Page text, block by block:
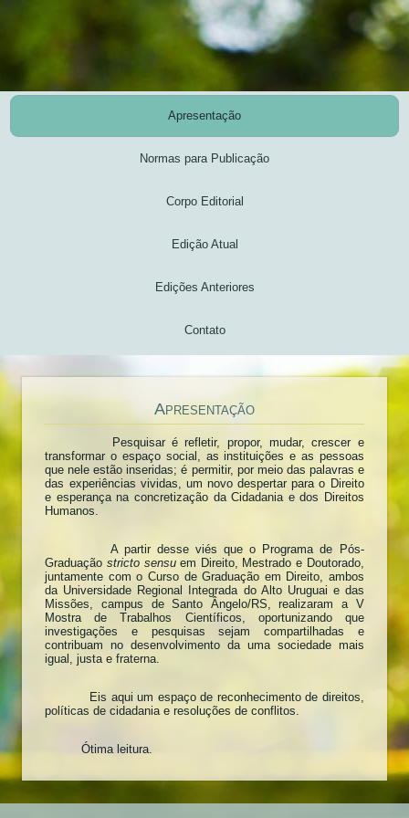
Apresentação
Normas para Publicação
Corpo Editorial
Edição Atual
Edições Anteriores
Contato
Apresentação
Pesquisar é refletir, propor, mudar, crescer e
transformar o espaço social, as instituições e as pessoas
que nele estão inseridas; é permitir, por meio das palavras e
das experiências vividas, um novo despertar para o Direito
e esperança na concretização da Cidadania e dos Direitos
Humanos.
A partir desse viés que o Programa de Pós-
Graduaçãostricto sensuem Direito, Mestrado e Doutorado,
juntamente com o Curso de Graduação em Direito, ambos
da Universidade Regional Integrada do Alto Uruguai e das
Missões, campus de Santo Ângelo/RS, realizaram a V
Mostra de Trabalhos Científicos, oportunizando que
investigações e pesquisas sejam compartilhadas e
contribuam no desenvolvimento da uma sociedade mais
igual, justa e fraterna.
Eis aqui um espaço de reconhecimento de direitos,
políticas de cidadania e resoluções de conflitos.
Ótima leitura.